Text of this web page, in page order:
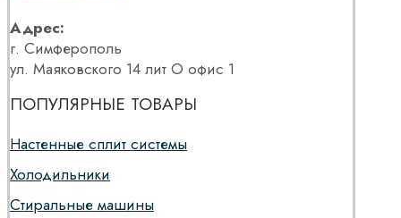
Адрес:
г. Симферополь
ул. Маяковского 14 лит О офис 1
ПОПУЛЯРНЫЕ ТОВАРЫ
Настенные сплит системы
Холодильники
Стиральные машины